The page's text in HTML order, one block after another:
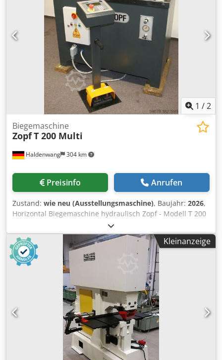
von auswechselbaren Gleitschienen am Führungsschlitten
- Der Standard-Walzensatz ist im Lieferumfang enthalten.
Er kann zum biegen verschiedener Profile verwendet
werden z.B. Flacheisen, T-Eisen, Vollmaterial u.s.w.
1 /2
Haldenwang 304 km
Biegemaschine
ZopfT 200 Multi
Preisinfo Anrufen
Zustand: wie neu (Ausstellungsmaschine), Baujahr: 2026,
Horizontal Biegemaschine hydraulisch Zopf - Modell T 200
- Baujahr 2026 - Vorfuehrmaschine - Hublaenge 185 mm -
Gewicht 450 kg Biegeleistung bis Flacheisen ST 37 ist
200x12 mm (mit entsprechendem Werkzeug) Dwsdjdy
Igzjpfx Ah Rea inklusive mechanischem Laengenanschlag
Digitalanzeige mit Programmierung des Hubes
Vorfuehrmaschine
Kleinanzeige